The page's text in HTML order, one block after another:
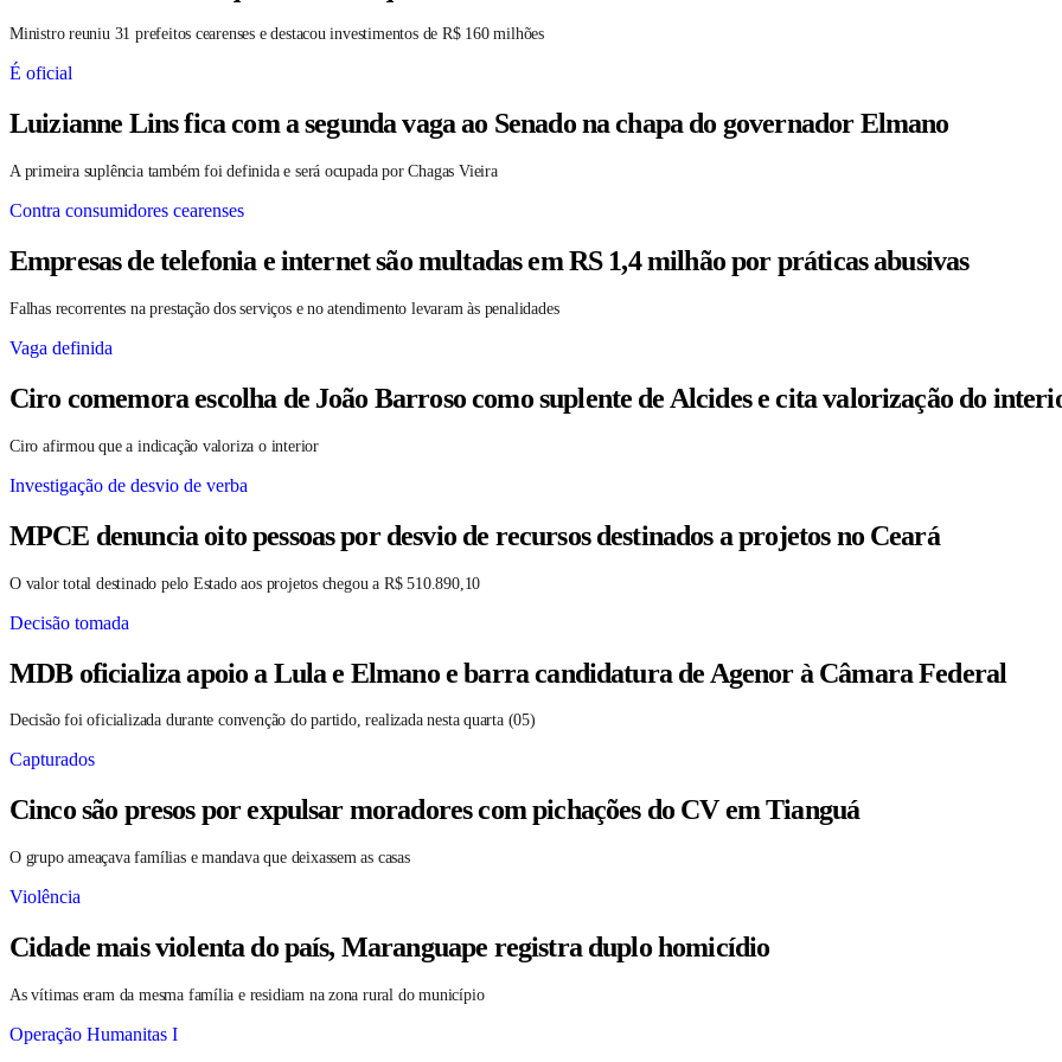
Ministro reuniu 31 prefeitos cearenses e destacou investimentos de R$ 160 milhões
É oficial
Luizianne Lins fica com a segunda vaga ao Senado na chapa do governador Elmano
A primeira suplência também foi definida e será ocupada por Chagas Vieira
Contra consumidores cearenses
Empresas de telefonia e internet são multadas em RS 1,4 milhão por práticas abusivas
Falhas recorrentes na prestação dos serviços e no atendimento levaram às penalidades
Vaga definida
Ciro comemora escolha de João Barroso como suplente de Alcides e cita valorização do
Ciro afirmou que a indicação valoriza o interior
Investigação de desvio de verba
MPCE denuncia oito pessoas por desvio de recursos destinados a projetos no Ceará
O valor total destinado pelo Estado aos projetos chegou a R$ 510.890,10
Decisão tomada
MDB oficializa apoio a Lula e Elmano e barra candidatura de Agenor à Câmara Federal
Decisão foi oficializada durante convenção do partido, realizada nesta quarta (05)
Capturados
Cinco são presos por expulsar moradores com pichações do CV em Tianguá
O grupo ameaçava famílias e mandava que deixassem as casas
Violência
Cidade mais violenta do país, Maranguape registra duplo homicídio
As vítimas eram da mesma família e residiam na zona rural do município
Operação Humanitas I